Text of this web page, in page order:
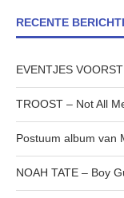
RECENTE
EVENTJES
TROOST – Not All
Postuum album van
NOAH TATE – Boy